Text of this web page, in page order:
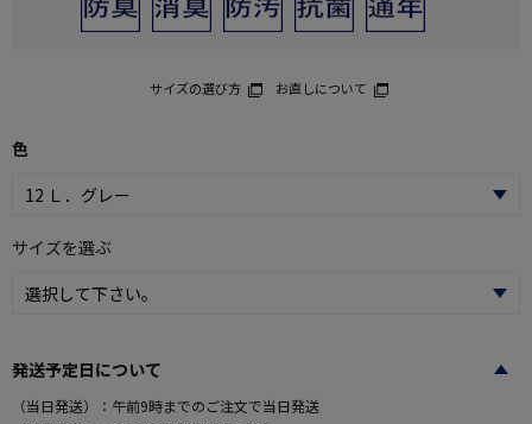
サイズの選び方 お直しについて
色
サイズを選ぶ
発送予定日について
（当日発送）：午前9時までのご注文で当日発送